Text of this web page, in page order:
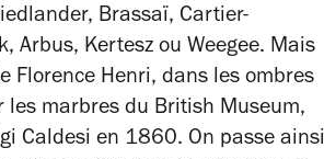
Brassaï, Cartier-
Arbus, Kertesz ou Weegee. Mais
Florence Henri, dans les ombres
les marbres du British Museum,
Caldesi en 1860. On passe ainsi